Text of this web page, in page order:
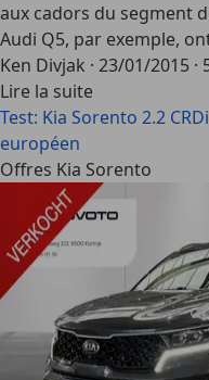
aux cadors du segment
Audi Q5, par exemple,
Ken Divjak · 23/01/2015 ·
Lire la suite
Test: Kia Sorento 2.2
européen
Offres Kia Sorento